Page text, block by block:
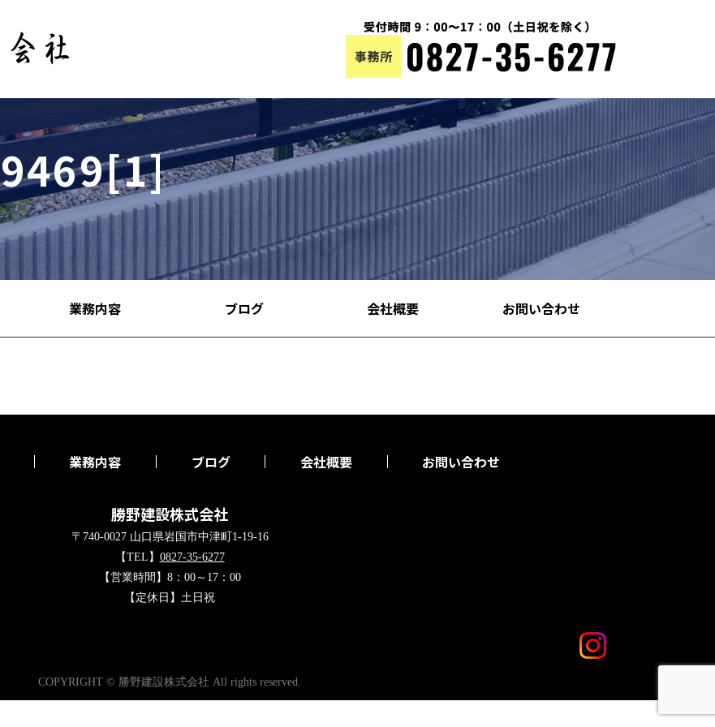
業務内容 ブログ 会社概要 お問い合わせ
業務内容 ブログ 会社概要 お問い合わせ
勝野建設株式会社
〒740-0027 山口県岩国市中津町1-19-16
【TEL】 0827-35-6277
【営業時間】8：00～17：00
【定休日】土日祝
COPYRIGHT © 勝野建設株式会社 All rights reserved.